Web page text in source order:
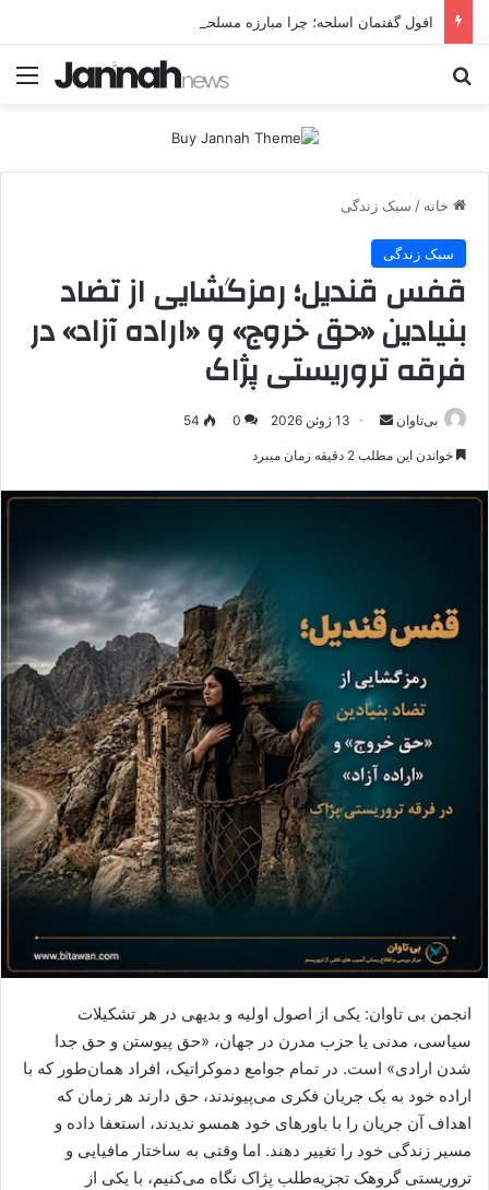
خانه / سبک زندگی
سبک زندگی
قفس قندیل؛ رمزگشایی از تضاد
بنیادین «حق خروج» و «اراده آزاد» در
فرقه تروریستی پژاک
بی‌تاوان
ر
ا
م
ی
13 ژوئن 2026 0
54
خواندن این مطلب 2 دقیقه زمان میبرد
انجمن بی تاوان: یکی از اصول اولیه و بدیهی در هر تشکیلات
سیاسی، مدنی یا حزب مدرن در جهان، «حق پیوستن و حق جدا
شدن ارادی» است. در تمام جوامع دموکراتیک، افراد همان‌طور که با
اراده خود به یک جریان فکری می‌پیوندند، حق دارند هر زمان که
اهداف آن جریان را با باورهای خود همسو ندیدند، استعفا داده و
مسیر زندگی خود را تغییر دهند. اما وقتی به ساختار مافیایی و
تروریستی گروهک تجزیه‌طلب پژاک نگاه می‌کنیم، با یکی از